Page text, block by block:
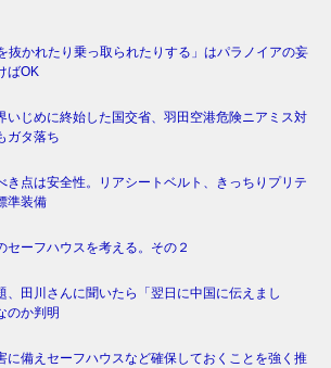
抜かれたり乗っ取られたりする」はパラノイアの妄
ばOK
いじめに終始した国交省、羽田空港危険ニアミス対
ガタ落ち
き点は安全性。リアシートベルト、きっちりプリテ
準装備
セーフハウスを考える。その２
、田川さんに聞いたら「翌日に中国に伝えまし
のか判明
に備えセーフハウスなど確保しておくことを強く推